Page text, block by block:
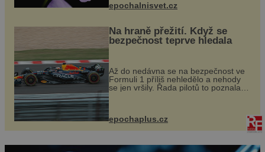
epochalnisvet.cz
Na hraně přežití. Když se
bezpečnost teprve hledala
Až do nedávna se na bezpečnost ve
Formuli 1 příliš nehledělo a nehody
se jen vršily. Řada pilotů to poznala
epochaplus.cz